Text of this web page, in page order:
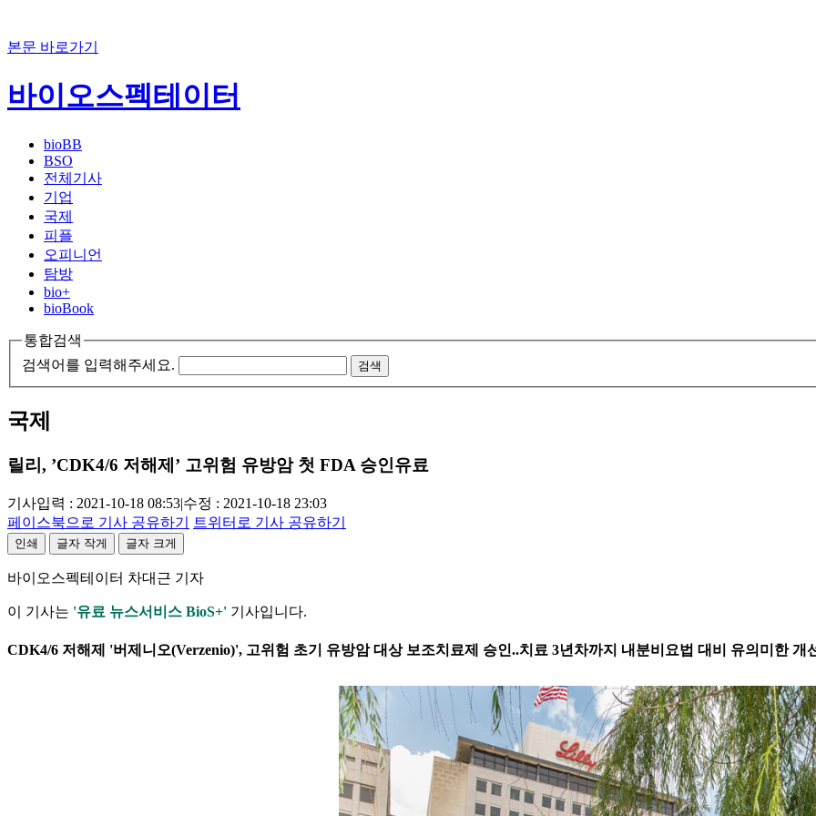
본문 바로가기
바이오스펙테이터
bioBB
BSO
전체기사
기업
국제
피플
오피니언
탐방
bio+
bioBook
통합검색
검색어를 입력해주세요.
검색
국제
릴리, ’CDK4/6 저해제’ 고위험 유방암 첫 FDA 승인유료
기사입력 : 2021-10-18 08:53|수정 : 2021-10-18 23:03
페이스북으로 기사 공유하기
트위터로 기사 공유하기
인쇄 글자 작게 글자 크게
바이오스펙테이터 차대근 기자
이 기사는 '유료 뉴스서비스 BioS+' 기사입니다.
CDK4/6 저해제 '버제니오(Verzenio)', 고위험 초기 유방암 대상 보조치료제 승인..치료 3년차까지 내분비요법 대비 유의미한 개